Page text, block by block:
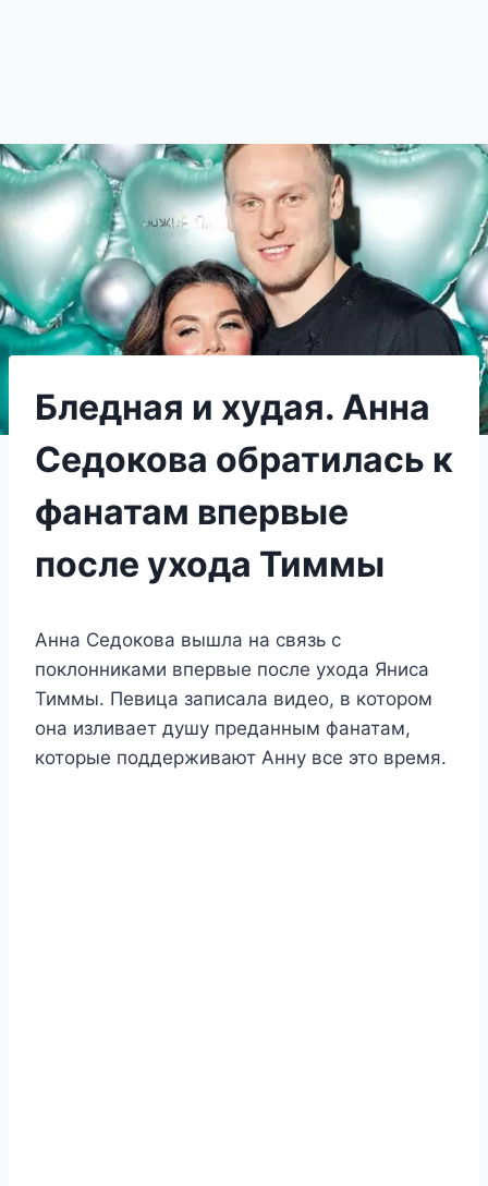
Бледная и худая. Анна
Седокова обратилась к
фанатам впервые
после ухода Тиммы
Анна Седокова вышла на связь с
поклонниками впервые после ухода Яниса
Тиммы. Певица записала видео, в котором
она изливает душу преданным фанатам,
которые поддерживают Анну все это время.